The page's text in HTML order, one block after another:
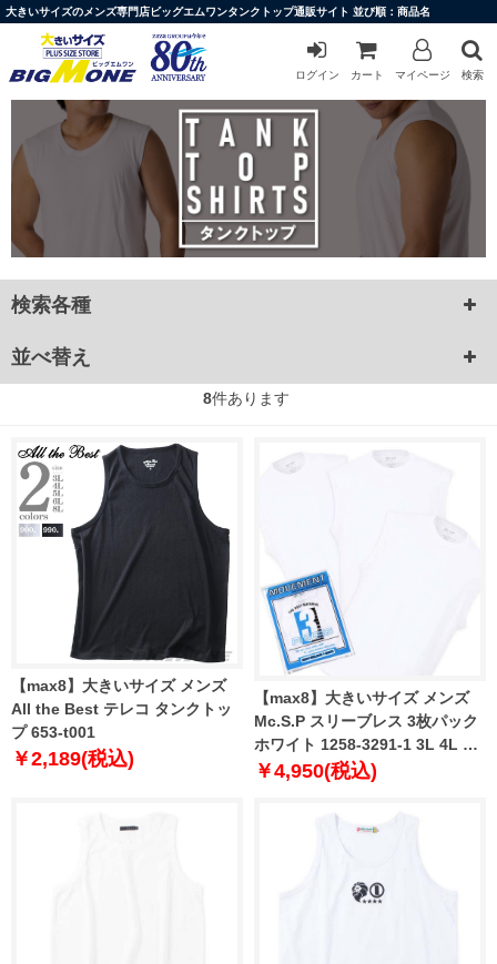
大きいサイズのメンズ専門店ビッグエムワンタンクトップ通販サイト 並び順：商品名
ログイン カート マイページ 検索
検索各種
並べ替え
8件あります
【max8】大きいサイズ メンズ
All the Best テレコ タンクトッ
プ 653-t001
￥2,189(税込)
【max8】大きいサイズ メンズ
Mc.S.P スリーブレス 3枚パック
ホワイト 1258-3291-1 3L 4L 5L
6L 7L 8L
￥4,950(税込)